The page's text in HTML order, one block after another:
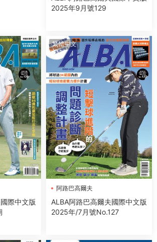
2025年9月號129
際中文版
繁體中文
阿路巴高爾夫
ALBA阿路巴高爾夫國際中文版
2025年/7月號No.127